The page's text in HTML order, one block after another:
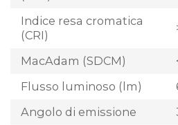
Indice resa cromatica
(CRI)
MacAdam (SDCM)
Flusso luminoso (lm)
Angolo di emissione